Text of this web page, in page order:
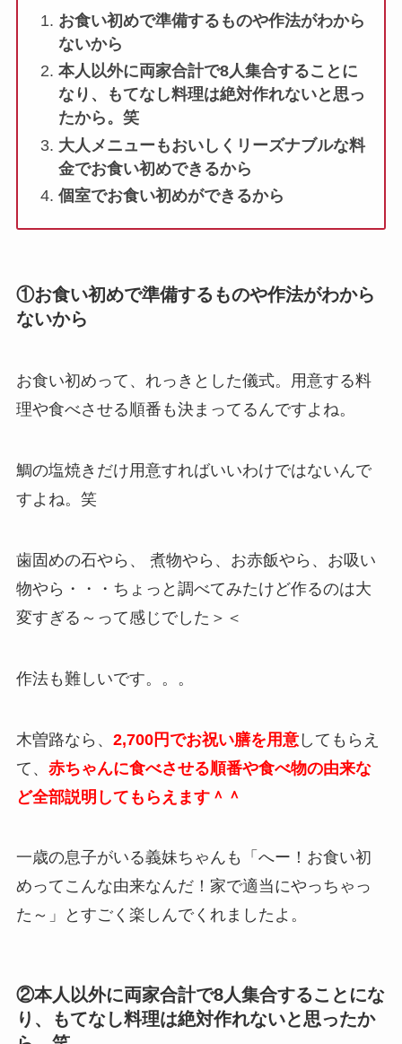
お食い初めで準備するものや作法がわから
ないから
本人以外に両家合計で8人集合することに
なり、もてなし料理は絶対作れないと思っ
たから。笑
大人メニューもおいしくリーズナブルな料
金でお食い初めできるから
個室でお食い初めができるから
①お食い初めで準備するものや作法がわから
ないから
お食い初めって、れっきとした儀式。用意する料
理や食べさせる順番も決まってるんですよね。
鯛の塩焼きだけ用意すればいいわけではないんで
すよね。笑
歯固めの石やら、 煮物やら、お赤飯やら、お吸い
物やら・・・ちょっと調べてみたけど作るのは大
変すぎる～って感じでした＞＜
作法も難しいです。。。
木曽路なら、 2,700円でお祝い膳を用意してもらえ
て、 赤ちゃんに食べさせる順番や食べ物の由来な
ど全部説明してもらえます＾＾
一歳の息子がいる義妹ちゃんも「へー！お食い初
めってこんな由来なんだ！家で適当にやっちゃっ
た～」とすごく楽しんでくれましたよ。
②本人以外に両家合計で8人集合することにな
り、もてなし料理は絶対作れないと思ったか